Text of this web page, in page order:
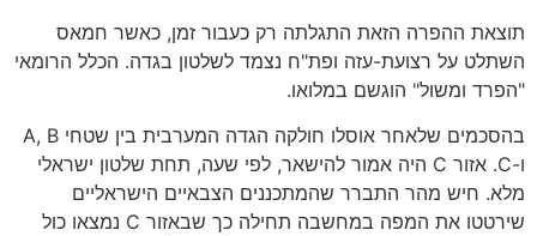
תוצאת ההפרה הזאת התגלתה רק כעבור זמן, כאשר חמאס
השתלט על רצועת-עזה ופת"ח נצמד לשלטון בגדה. הכלל הרומאי
"הפרד ומשול" הוגשם במלואו.
בהסכמים שלאחר אוסלו חולקה הגדה המערבית בין שטחי A, B
ו-C. אזור C היה אמור להישאר, לפי שעה, תחת שלטון ישראלי
מלא. חיש מהר התברר שהמתכננים הצבאיים הישראליים
שירטטו את המפה במחשבה תחילה כך שבאזור C נמצאו כול